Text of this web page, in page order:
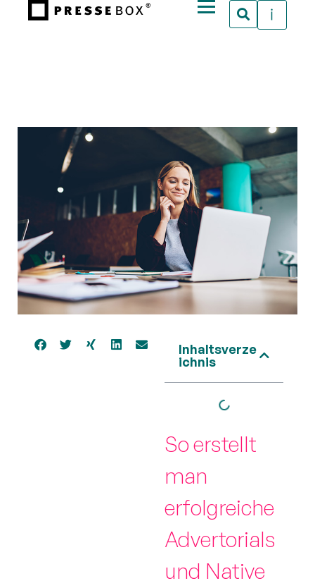
Inhaltsverze
ichnis
So erstellt
man
erfolgreiche
Advertorials
und Native